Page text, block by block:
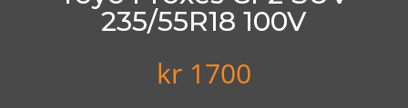
235/55R18 100V
kr1700